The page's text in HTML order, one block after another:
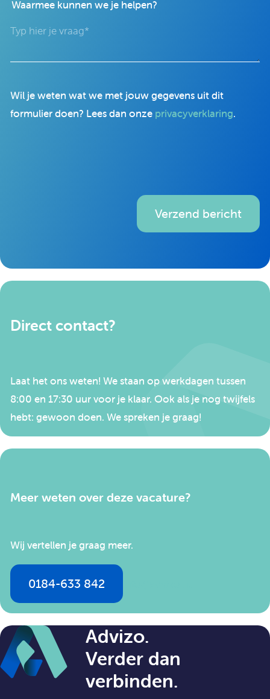
Waarmee kunnen we je helpen?
Wil je weten wat we met jouw gegevens uit dit
formulier doen? Lees dan onze privacyverklaring.
Verzend bericht
Direct contact?
Laat het ons weten! We staan op werkdagen tussen
8:00 en 17:30 uur voor je klaar. Ook als je nog twijfels
hebt: gewoon doen. We spreken je graag!
Meer weten over deze vacature?
Wij vertellen je graag meer.
0184-633 842
Advizo.
Verder dan
verbinden.